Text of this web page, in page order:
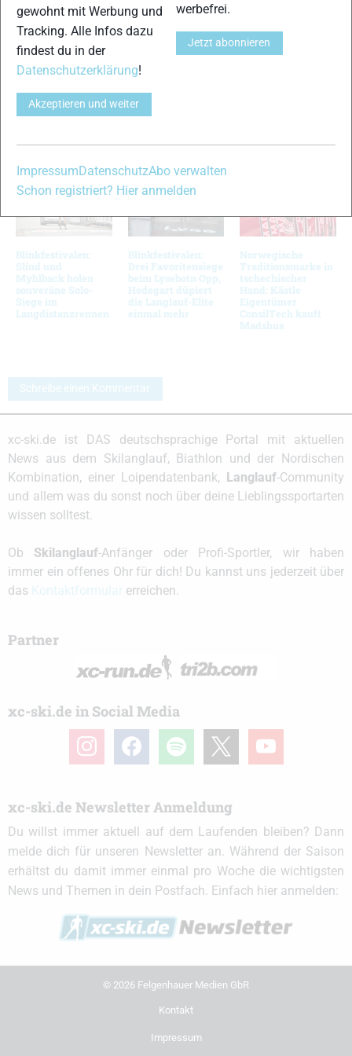
russischen Presse mitteilte. Stanislav Bogdanov erreichte
knapp hinter seinem Teamkollegen den dritten Rang vor
Alexander Panzhinskiy und dem Schweizer Mauro Gruber,
der im Ziel 15 Sekunden Rückstand auf seinen
Teamkollegen aufwies.
Blinkfestivalen:
Slind und
Myhlback holen
souveräne Solo-
Siege im
Langdistanzrennen
Blinkfestivalen:
Drei Favoritensiege
beim Lysebotn Opp,
Hedegart düpiert
die Langlauf-Elite
einmal mehr
Norwegische
Traditionsmarke in
tschechischer
Hand: Kästle
Eigentümer
ConsilTech kauft
Madshus
Schreibe einen Kommentar
xc-ski.de ist DAS deutschsprachige Portal mit aktuellen
News aus dem Skilanglauf, Biathlon und der Nordischen
Kombination, einer Loipendatenbank, Langlauf-Community
und allem was du sonst noch über deine Lieblingssportarten
wissen solltest.
Ob Skilanglauf-Anfänger oder Profi-Sportler, wir haben
immer ein offenes Ohr für dich! Du kannst uns jederzeit über
das
erreichen.
Partner
xc-ski.de in Social Media
instagramfacebook spotify youtube
xc-ski.de Newsletter Anmeldung
Du willst immer aktuell auf dem Laufenden bleiben? Dann
melde dich für unseren Newsletter an. Während der Saison
erhältst du damit immer einmal pro Woche die wichtigsten
News und Themen in dein Postfach. Einfach hier anmelden:
© 2026 Felgenhauer Medien GbR
Kontakt
Impressum
gewohnt mit Werbung und
Tracking. Alle Infos dazu
findest du in der
Datenschutzerklärung!
Akzeptieren und weiter
werbefrei.
Jetzt abonnieren
Impressum DatenschutzAbo verwalten
Schon registriert? Hier anmelden